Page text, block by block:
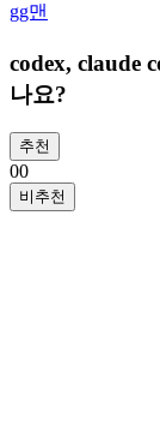
gg맨
codex, claude
나요?
추천
00
비추천